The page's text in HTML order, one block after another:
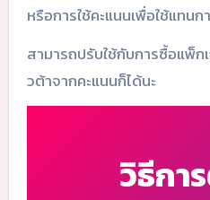
หรือการใช้คะแนนเพื่อใช้แทน
สามารถปรับใช้กับการซื้อแพ็ก
วต้าจากคะแนนก็ได้นะ
วิธีกา